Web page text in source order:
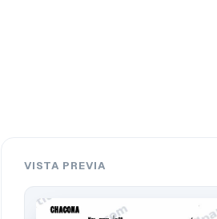
VISTA PREVIA